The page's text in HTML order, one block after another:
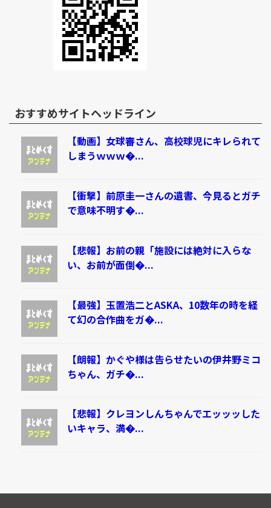
おすすめサイトヘッドライン
【動画】女球審さん、高校球児にキレられて
しまうｗｗｗ�...
【衝撃】前原圭一さんの遺書、今見るとガチ
で意味不明す�...
【悲報】お前の親「施設には絶対に入らな
い、お前が面倒�...
【最強】玉置浩二とASKA、10数年の時を経
て幻の合作曲をガ�...
【朗報】かぐや様は告らせたいの伊井野ミコ
ちゃん、ガチ�...
【悲報】クレヨンしんちゃんでエッッッした
いキャラ、満�...